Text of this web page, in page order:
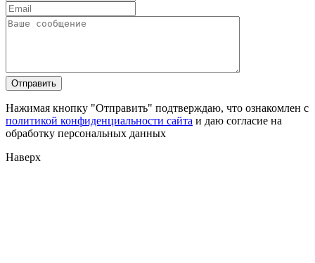
Нажимая кнопку "Отправить" подтверждаю, что ознакомлен с
политикой конфиденциальности сайта и даю согласие на
обработку персональных данных
Наверх